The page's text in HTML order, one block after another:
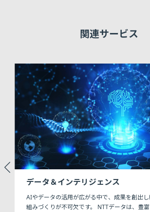
関連サービス
データ＆インテリジェンス
AIやデータの活用が広がる中で、成果を創出
組みづくりが不可欠です。 NTTデータは、豊